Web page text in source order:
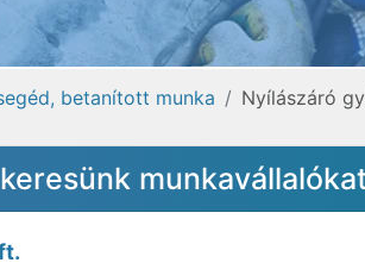
betanított munka Nyílászáró